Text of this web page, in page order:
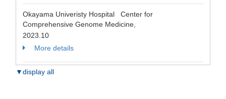
Okayama Univeristy Hospital Center for
Comprehensive Genome Medicine,
2023.10
More details
▼display all